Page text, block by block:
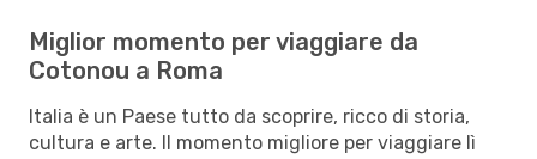
Miglior momento per viaggiare da
Cotonou a Roma
Italia è un Paese tutto da scoprire, ricco di storia,
cultura e arte. Il momento migliore per viaggiare lì